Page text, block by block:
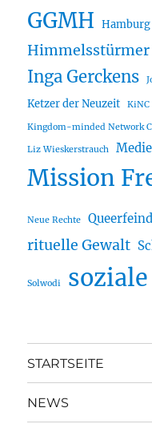
GGMH Hamburg
Himmelsstürmer
Inga Gerckens
Ketzer der Neuzeit KiNC
Kingdom-minded Network
Liz Wieskerstrauch
Mission
Neue Rechte
rituelle Gewalt
Solwodi
STARTSEITE
NEWS